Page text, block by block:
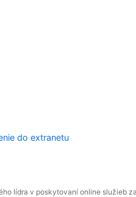
do extranetu
lídra v poskytovaní online služieb